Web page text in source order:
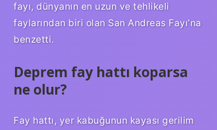
fayı, dünyanın en uzun ve tehlikeli
faylarından biri olan San Andreas Fayı’na
benzetti.
Deprem fay hattı koparsa
ne olur?
Fay hattı, yer kabuğunun kayası gerilim